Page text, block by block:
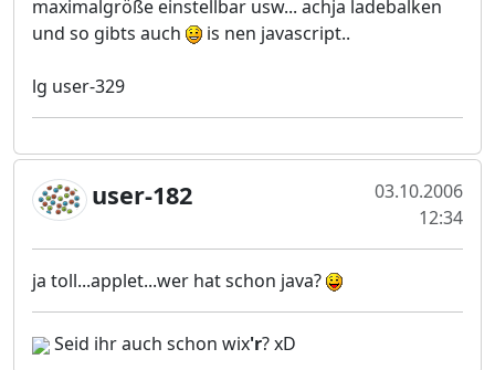
maximalgröße einstellbar usw... achja ladebalken
und so gibts auch
is nen javascript..
lg user-329
user-182
03.10.2006
12:34
ja toll...applet...wer hat schon java?
Seid ihr auch schon wix'r? xD